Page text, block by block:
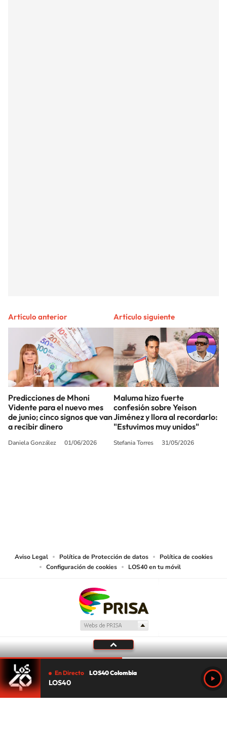
Artículo anterior
Predicciones de Mhoni
Vidente para el nuevo mes
de junio; cinco signos que van
a recibir dinero
Daniela González 01/06/2026
Artículo siguiente
Maluma hizo fuerte
confesión sobre Yeison
Jiménez y llora al recordarlo:
"Estuvimos muy unidos"
Stefania Torres 31/05/2026
Aviso Legal Política de Protección de datos
Política de cookies
Configuración de cookies
LOS40 en tu móvil
En Directo LOS40 Colombia
LOS40